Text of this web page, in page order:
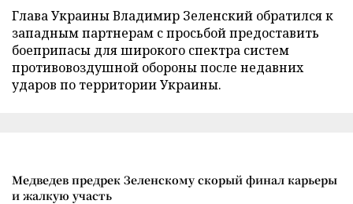
Глава Украины Владимир Зеленский обратился к
западным партнерам с просьбой предоставить
боеприпасы для широкого спектра систем
противовоздушной обороны после недавних
ударов по территории Украины.
Медведев предрек Зеленскому скорый финал карьеры
и жалкую участь